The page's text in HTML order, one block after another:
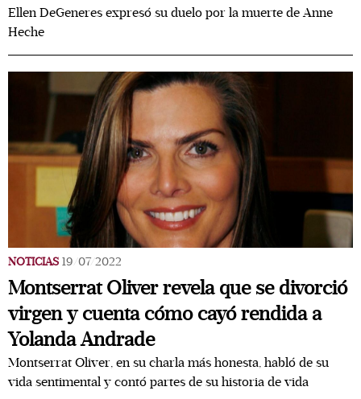
Ellen DeGeneres expresó su duelo por la muerte de Anne
Heche
NOTICIAS 19/07/2022
Montserrat Oliver revela que se divorció
virgen y cuenta cómo cayó rendida a
Yolanda Andrade
Montserrat Oliver, en su charla más honesta, habló de su
vida sentimental y contó partes de su historia de vida